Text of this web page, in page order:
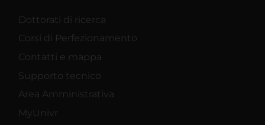
Dottorati di ricerca
Corsi di Perfezionamento
Contatti e mappa
Supporto tecnico
Area Amministrativa
MyUnivr